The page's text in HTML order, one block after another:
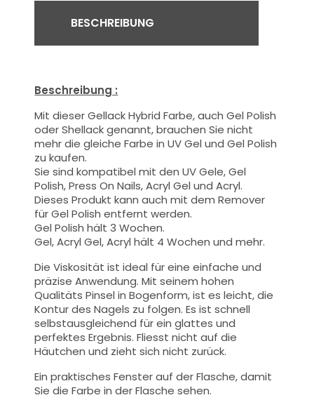
BESCHREIBUNG
Beschreibung :
Mit dieser Gellack Hybrid Farbe, auch Gel Polish
oder Shellack genannt, brauchen Sie nicht
mehr die gleiche Farbe in UV Gel und Gel Polish
zu kaufen.
Sie sind kompatibel mit den UV Gele, Gel
Polish, Press On Nails, Acryl Gel und Acryl.
Dieses Produkt kann auch mit dem Remover
für Gel Polish entfernt werden.
Gel Polish hält 3 Wochen.
Gel, Acryl Gel, Acryl hält 4 Wochen und mehr.
Die Viskosität ist ideal für eine einfache und
präzise Anwendung.Mit seinem hohen
QualitätsPinsel in Bogenform, ist es leicht, die
Kontur des Nagels zu folgen. Es ist schnell
selbstausgleichend für ein glattes und
perfektes Ergebnis. Fliesst nicht auf die
Häutchen und zieht sich nicht zurück.
Ein praktisches Fenster auf der Flasche, damit
Sie die Farbe in der Flasche sehen.